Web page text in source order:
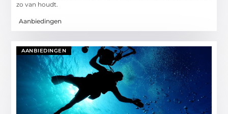
zo van houdt.
Aanbiedingen
AANBIEDINGEN